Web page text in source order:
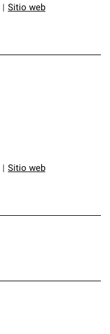
Sitio web
Sitio web